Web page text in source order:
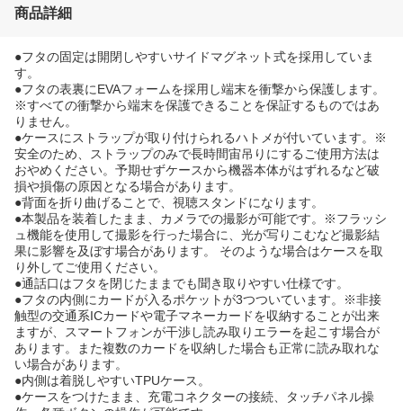
商品詳細
●フタの固定は開閉しやすいサイドマグネット式を採用していま
す。
●フタの表裏にEVAフォームを採用し端末を衝撃から保護します。
※すべての衝撃から端末を保護できることを保証するものではあ
りません。
●ケースにストラップが取り付けられるハトメが付いています。※
安全のため、ストラップのみで長時間宙吊りにするご使用方法は
おやめください。予期せずケースから機器本体がはずれるなど破
損や損傷の原因となる場合があります。
●背面を折り曲げることで、視聴スタンドになります。
●本製品を装着したまま、カメラでの撮影が可能です。※フラッシ
ュ機能を使用して撮影を行った場合に、光が写りこむなど撮影結
果に影響を及ぼす場合があります。 そのような場合はケースを取
り外してご使用ください。
●通話口はフタを閉じたままでも聞き取りやすい仕様です。
●フタの内側にカードが入るポケットが3つついています。※非接
触型の交通系ICカードや電子マネーカードを収納することが出来
ますが、スマートフォンが干渉し読み取りエラーを起こす場合が
あります。また複数のカードを収納した場合も正常に読み取れな
い場合があります。
●内側は着脱しやすいTPUケース。
●ケースをつけたまま、充電コネクターの接続、タッチパネル操